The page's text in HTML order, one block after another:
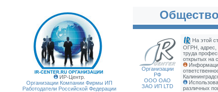
ИР-Центр.
Организации Компании Фирмы ИП
Работодатели Российской Федерации
Организации
РФ
ООО ОАО
ЗАО ИП LTD
На этой
ОГРН, адрес,
труда
открытых на
различных